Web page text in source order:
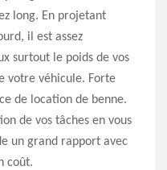
long. En projetant
il est assez
surtout le poids de vos
votre véhicule. Forte
de location de benne.
de vos tâches en vous
un grand rapport avec
coût.